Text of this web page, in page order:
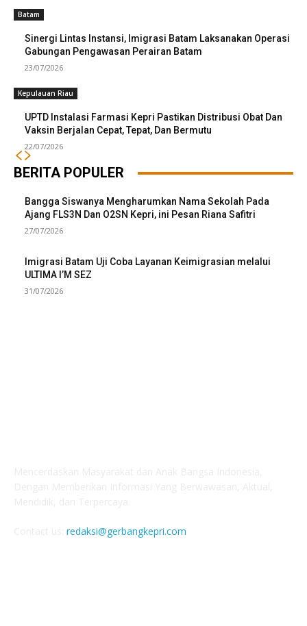
Batam
Sinergi Lintas Instansi, Imigrasi Batam Laksanakan Operasi
Gabungan Pengawasan Perairan Batam
23/07/2026
Kepulauan Riau
UPTD Instalasi Farmasi Kepri Pastikan Distribusi Obat Dan
Vaksin Berjalan Cepat, Tepat, Dan Bermutu
22/07/2026
BERITA POPULER
Bangga Siswanya Mengharumkan Nama Sekolah Pada
Ajang FLS3N Dan O2SN Kepri, ini Pesan Riana Safitri
27/07/2026
Imigrasi Batam Uji Coba Layanan Keimigrasian melalui
ULTIMA I’M SEZ
31/07/2026
redaksi@gerbangkepri.com